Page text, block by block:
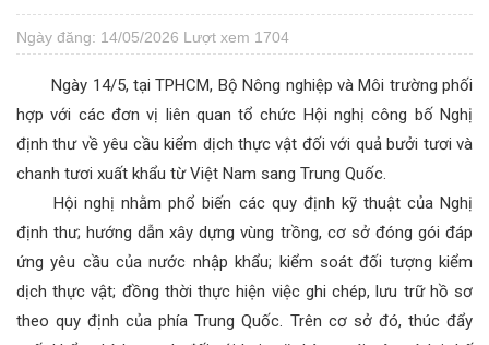
Ngày đăng: 14/05/2026 Lượt xem 1704
Ngày 14/5, tại TPHCM, Bộ Nông nghiệp và Môi trường phối
hợp với các đơn vị liên quan tổ chức Hội nghị công bố Nghị
định thư về yêu cầu kiểm dịch thực vật đối với quả bưởi tươi và
chanh tươi xuất khẩu từ Việt Nam sang Trung Quốc.
Hội nghị nhằm phổ biến các quy định kỹ thuật của Nghị
định thư; hướng dẫn xây dựng vùng trồng, cơ sở đóng gói đáp
ứng yêu cầu của nước nhập khẩu; kiểm soát đối tượng kiểm
dịch thực vật; đồng thời thực hiện việc ghi chép, lưu trữ hồ sơ
theo quy định của phía Trung Quốc. Trên cơ sở đó, thúc đẩy